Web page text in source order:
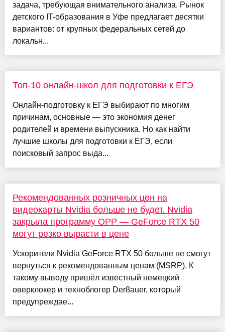
задача, требующая внимательного анализа. Рынок
детского IT-образования в Уфе предлагает десятки
вариантов: от крупных федеральных сетей до
локальн...
Топ-10 онлайн-школ для подготовки к ЕГЭ
Онлайн-подготовку к ЕГЭ выбирают по многим
причинам, основные — это экономия денег
родителей и времени выпускника. Но как найти
лучшие школы для подготовки к ЕГЭ, если
поисковый запрос выда...
Рекомендованных розничных цен на
видеокарты Nvidia больше не будет. Nvidia
закрыла программу OPP — GeForce RTX 50
могут резко вырасти в цене
Ускорители Nvidia GeForce RTX 50 больше не смогут
вернуться к рекомендованным ценам (MSRP). К
такому выводу пришёл известный немецкий
оверклокер и техноблогер Der8auer, который
предупреждае...